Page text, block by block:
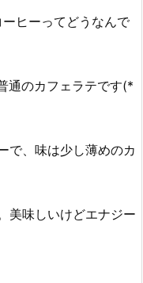
ヒーってどうなんで
通のカフェラテです(*
で、味は少し薄めのカ
美味しいけどエナジー